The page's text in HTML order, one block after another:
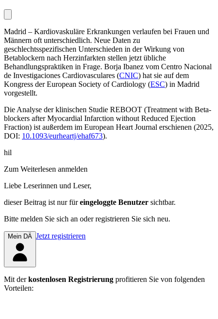
Madrid – Kardiovaskuläre Erkrankungen verlaufen bei Frauen und
Männern oft unterschiedlich. Neue Daten zu
geschlechtsspezifischen Unterschieden in der Wirkung von
Betablockern nach Herzinfarkten stellen jetzt übliche
Behandlungspraktiken in Frage. Borja Ibanez vom Centro Nacional
de Investigaciones Cardiovasculares (CNIC) hat sie auf dem
Kongress der European Society of Cardiology (ESC) in Madrid
vorgestellt.
Die Analyse der klinischen Studie REBOOT (Treatment with Beta-
blockers after Myocardial Infarction without Reduced Ejection
Fraction) ist außerdem im European Heart Journal erschienen (2025,
DOI: 10.1093/eurheartj/ehaf673).
hil
Zum Weiterlesen anmelden
Liebe Leserinnen und Leser,
dieser Beitrag ist nur füreingeloggte Benutzer sichtbar.
Bitte melden Sie sich an oder registrieren Sie sich neu.
Mein DÄ Jetzt registrieren
Mit derkostenlosen Registrierung profitieren Sie von folgenden
Vorteilen: